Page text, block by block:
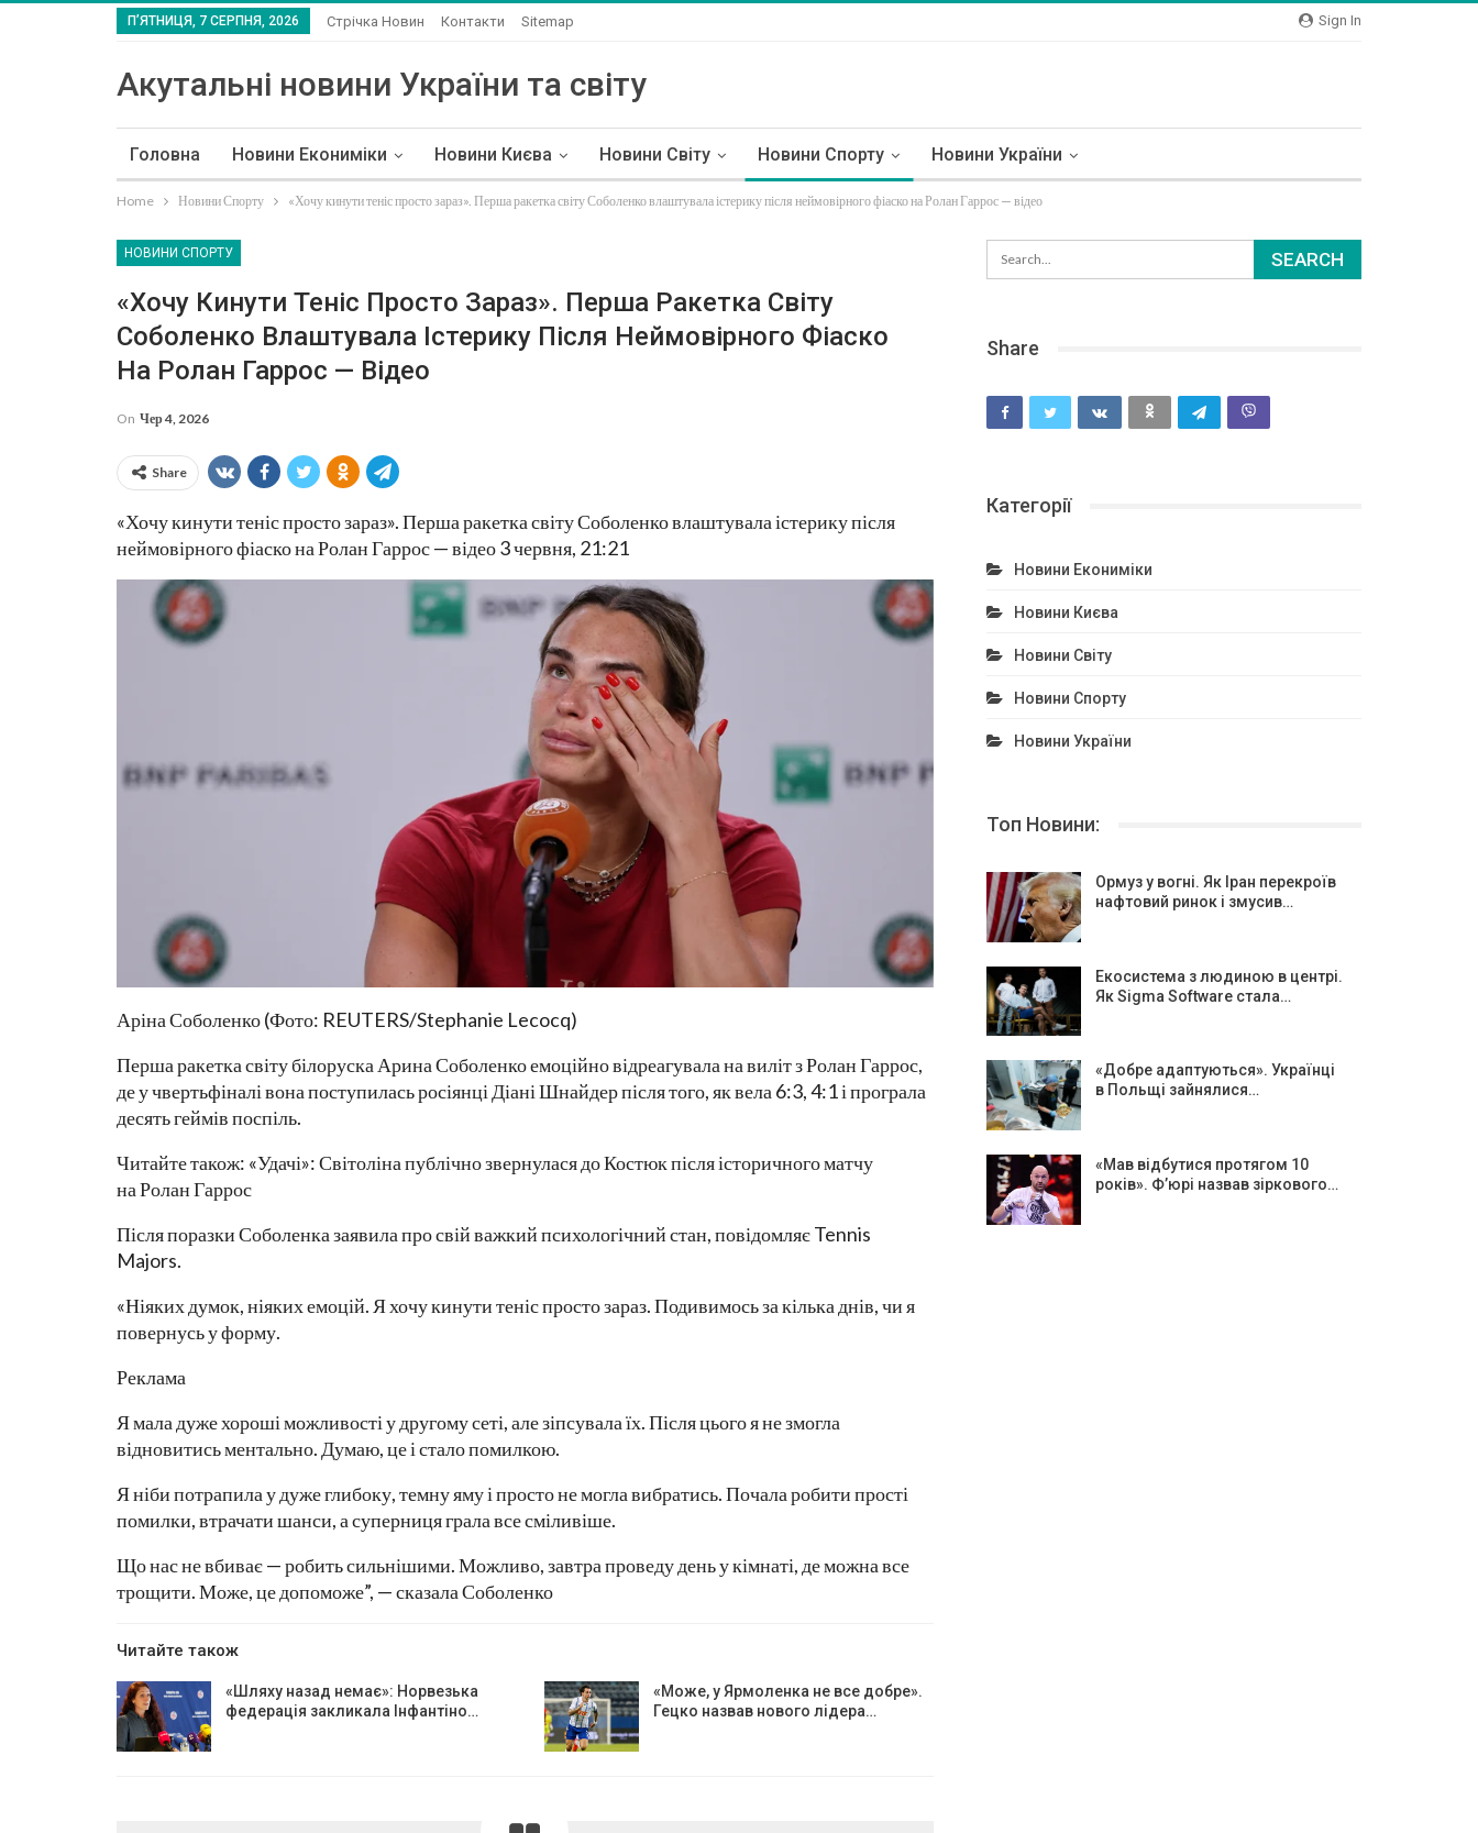
Sign In
П’ЯТНИЦЯ, 7 СЕРПНЯ, 2026 Стрічка Новин Контакти Sitemap
Акутальні новини України та світу
Головна Новини Екониміки Новини Києва Новини Світу Новини Спорту Новини України
Home Новини Спорту «Хочу кинути теніс просто зараз». Перша ракетка світу Соболенко влаштувала істерику після неймовірного фіаско на Ролан Гаррос — відео
НОВИНИ СПОРТУ
«Хочу Кинути Теніс Просто Зараз». Перша Ракетка Світу
Соболенко Влаштувала Істерику Після Неймовірного Фіаско
На Ролан Гаррос — Відео
On Чер 4, 2026
Share
«Хочу кинути теніс просто зараз». Перша ракетка світу Соболенко влаштувала істерику після
неймовірного фіаско на Ролан Гаррос — відео 3 червня, 21:21
Аріна Соболенко (Фото: REUTERS/Stephanie Lecocq)
Перша ракетка світу білоруска Арина Соболенко емоційно відреагувала на виліт з Ролан Гаррос,
де у чвертьфіналі вона поступилась росіянці Діані Шнайдер після того, як вела 6:3, 4:1 і програла
десять геймів поспіль.
Читайте також: «Удачі»: Світоліна публічно звернулася до Костюк після історичного матчу
на Ролан Гаррос
Після поразки Соболенка заявила про свій важкий психологічний стан, повідомляє Tennis
Majors.
«Ніяких думок, ніяких емоцій. Я хочу кинути теніс просто зараз. Подивимось за кілька днів, чи я
повернусь у форму.
Реклама
Я мала дуже хороші можливості у другому сеті, але зіпсувала їх. Після цього я не змогла
відновитись ментально. Думаю, це і стало помилкою.
Я ніби потрапила у дуже глибоку, темну яму і просто не могла вибратись. Почала робити прості
помилки, втрачати шанси, а суперниця грала все сміливіше.
Що нас не вбиває — робить сильнішими. Можливо, завтра проведу день у кімнаті, де можна все
трощити. Може, це допоможе”, — сказала Соболенко
Читайте також
«Шляху назад немає»: Норвезька
федерація закликала Інфантіно…
«Може, у Ярмоленка не все добре».
Гецко назвав нового лідера…
Share
Категорії
Новини Екониміки
Новини Києва
Новини Світу
Новини Спорту
Новини України
Топ Новини:
Ормуз у вогні. Як Іран перекроїв
нафтовий ринок і змусив…
Екосистема з людиною в центрі.
Як Sigma Software стала…
«Добре адаптуються». Українці
в Польщі зайнялися…
«Мав відбутися протягом 10
років». Ф’юрі назвав зіркового…